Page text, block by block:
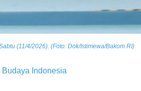
(11/4/2026). (Foto: Dok/Istimewa/Bakom RI)
Indonesia